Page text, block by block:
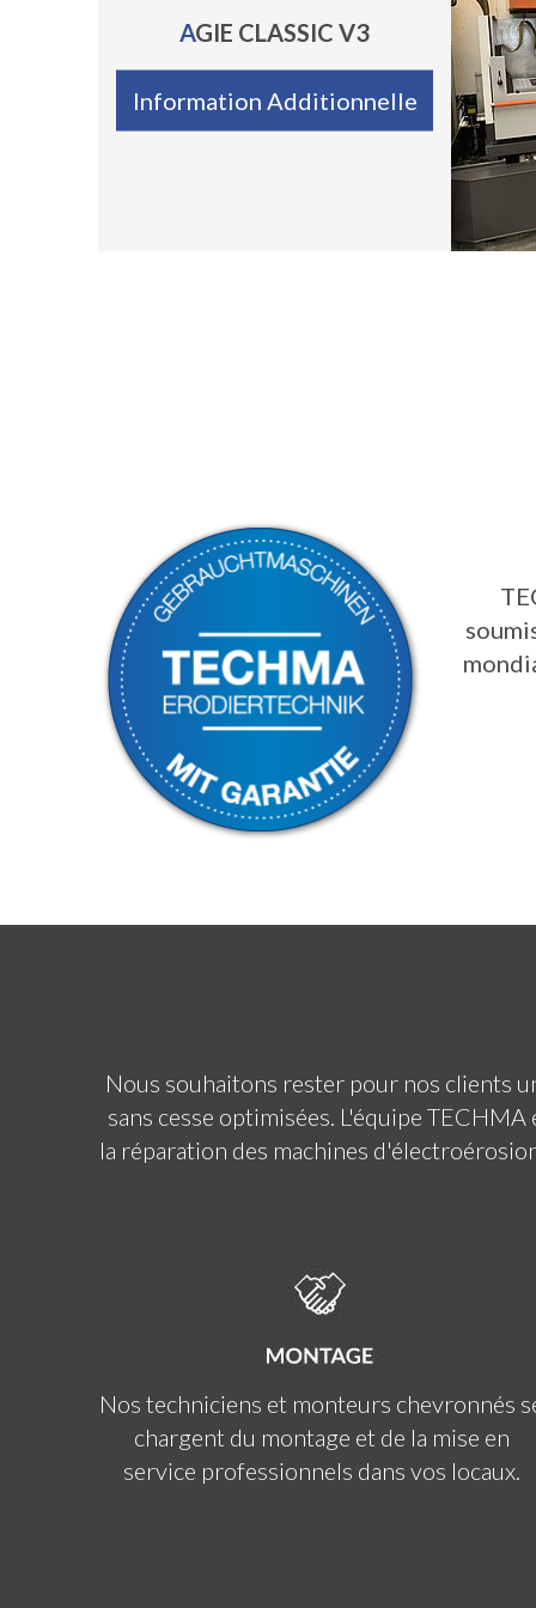
AGIE CLASSIC V3
Information Additionnelle
Nous souhaitons rester pour nos clients
sans cesse optimisées. L'équipe
la réparation des machines
Nos techniciens et monteurs chevronnés
chargent du montage et de la mise en
service professionnels dans vos locaux.